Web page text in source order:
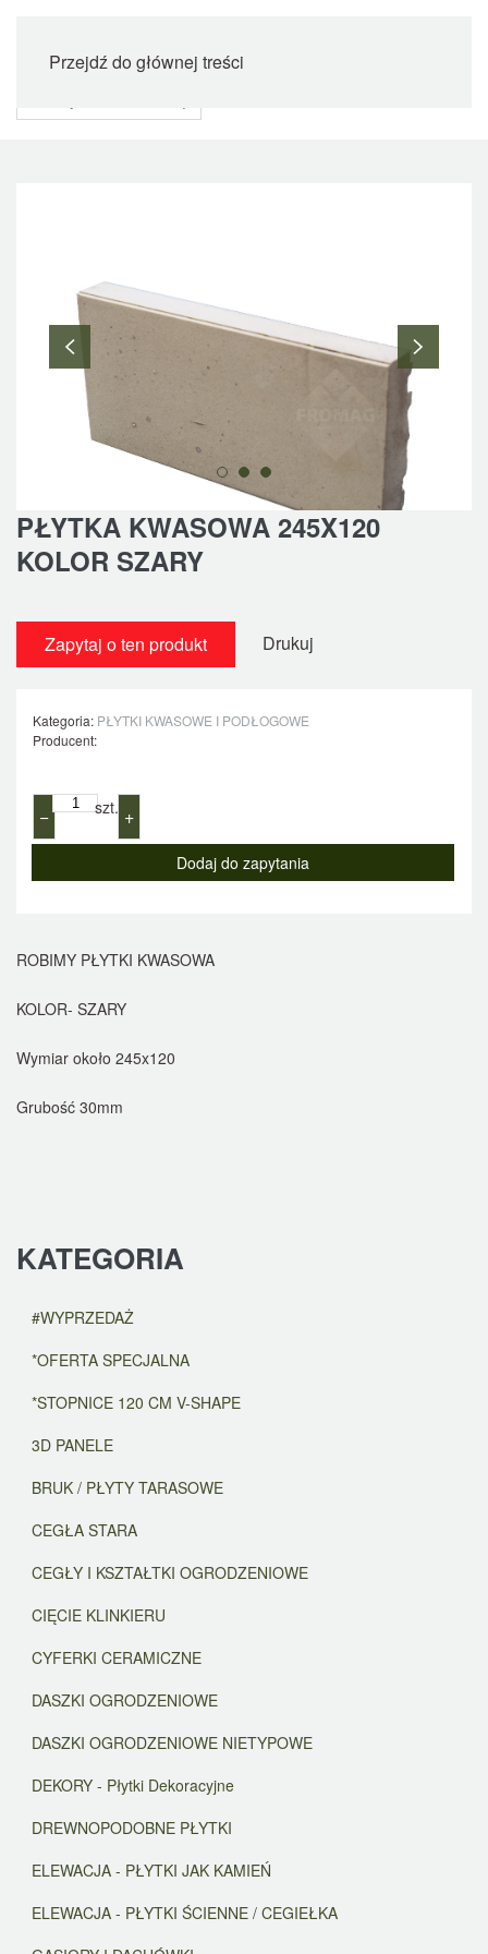
Przejdź do głównej treści
PŁYTKA KWASOWA 245X120
KOLOR SZARY
Zapytaj o ten produkt Drukuj
Kategoria: PŁYTKI KWASOWE I PODŁOGOWE
Producent:
− szt. +
ROBIMY PŁYTKI KWASOWA
KOLOR- SZARY
Wymiar około 245x120
Grubość 30mm
KATEGORIA
#WYPRZEDAŻ
*OFERTA SPECJALNA
*STOPNICE 120 CM V-SHAPE
3D PANELE
BRUK / PŁYTY TARASOWE
CEGŁA STARA
CEGŁY I KSZTAŁTKI OGRODZENIOWE
CIĘCIE KLINKIERU
CYFERKI CERAMICZNE
DASZKI OGRODZENIOWE
DASZKI OGRODZENIOWE NIETYPOWE
DEKORY - Płytki Dekoracyjne
DREWNOPODOBNE PŁYTKI
ELEWACJA - PŁYTKI JAK KAMIEŃ
ELEWACJA - PŁYTKI ŚCIENNE / CEGIEŁKA